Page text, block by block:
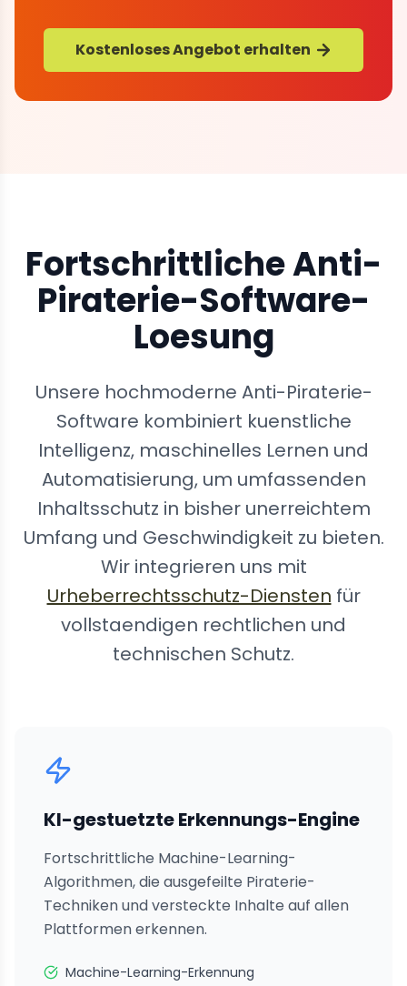
Kostenloses Angebot erhalten
Fortschrittliche Anti-
Piraterie-Software-
Loesung
Unsere hochmoderne Anti-Piraterie-
Software kombiniert kuenstliche
Intelligenz, maschinelles Lernen und
Automatisierung, um umfassenden
Inhaltsschutz in bisher unerreichtem
Umfang und Geschwindigkeit zu bieten.
Wir integrieren uns mit
Urheberrechtsschutz-Diensten für
vollstaendigen rechtlichen und
technischen Schutz.
KI-gestuetzte Erkennungs-Engine
Fortschrittliche Machine-Learning-
Algorithmen, die ausgefeilte Piraterie-
Techniken und versteckte Inhalte auf allen
Plattformen erkennen.
Machine-Learning-Erkennung